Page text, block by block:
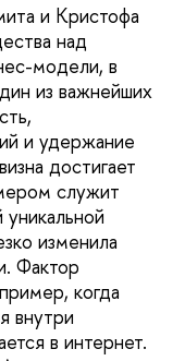
и Кристофа
над
модели, в
из важнейших
и удержание
дости­гает
служит
изменила
Фактор
когда
внутри
в интернет.